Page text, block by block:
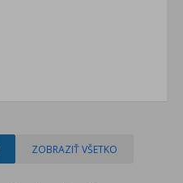
ZOBRAZIŤ VŠETKO